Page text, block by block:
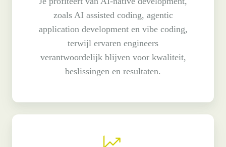
zoals AI assisted coding, agentic
application development en vibe coding,
terwijl ervaren engineers
verantwoordelijk blijven voor kwaliteit,
beslissingen en resultaten.